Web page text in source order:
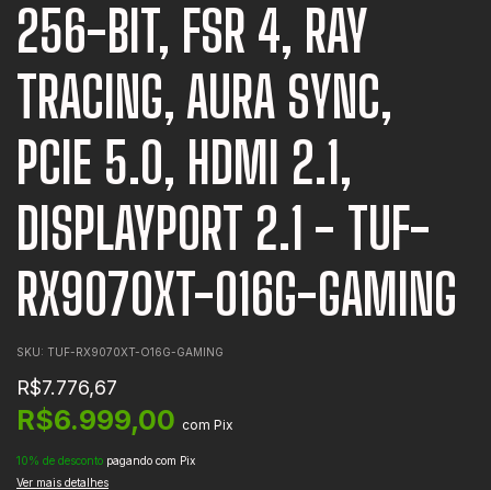
256-BIT, FSR 4, RAY
TRACING, AURA SYNC,
PCIE 5.0, HDMI 2.1,
DISPLAYPORT 2.1 - TUF-
RX9070XT-O16G-GAMING
SKU: TUF-RX9070XT-O16G-GAMING
R$7.776,67
R$6.999,00 com Pix
10% de desconto pagando com Pix
Ver mais detalhes